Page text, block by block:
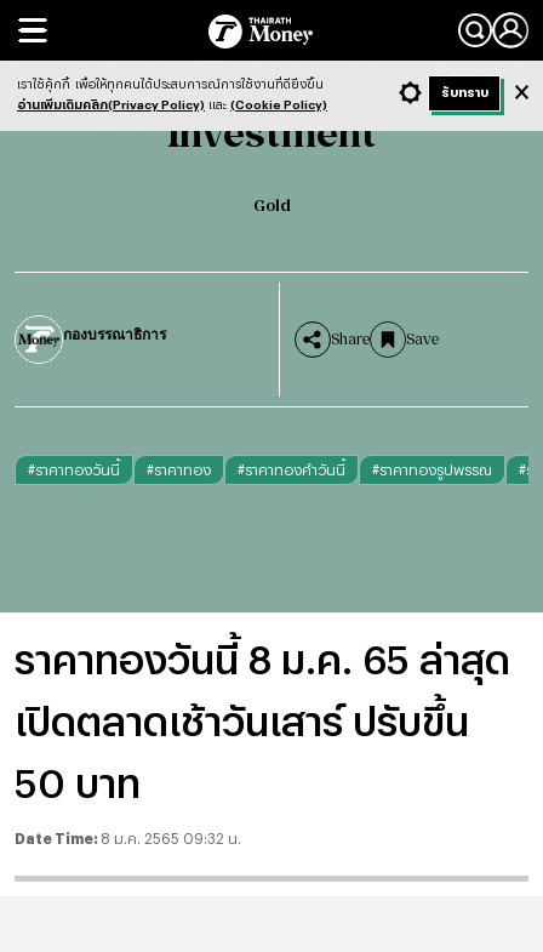
Search
Investment Gold
Investment
Gold
กองบรรณาธิการ Share Save
#ราคาทองวันนี้ #ราคาทอง #ราคาทองคำวันนี้ #ราคาทองรูปพรรณ #ร
ราคาทองวันนี้ 8 ม.ค. 65 ล่าสุด
เปิดตลาดเช้าวันเสาร์ ปรับขึ้น
50 บาท
Date Time: 8 ม.ค. 2565 09:32 น.
- ก + ก Dark ฟังข่าว
เราใช้คุ้กกี้ เพื่อให้ทุกคนได้ประสบการณ์การใช้งานที่ดียิ่งขึ้น
อ่านเพิ่มเติมคลิก(Privacy Policy) และ (Cookie Policy)
รับทราบ